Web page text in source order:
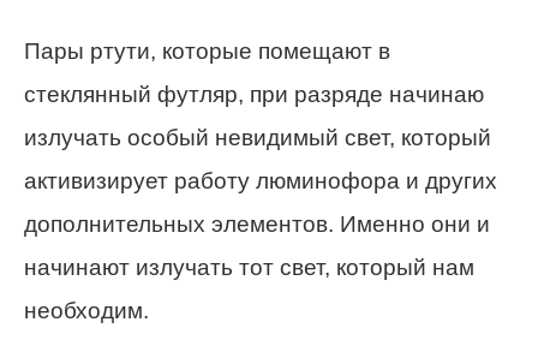
Пары ртути, которые помещают в
стеклянный футляр, при разряде начинаю
излучать особый невидимый свет, который
активизирует работу люминофора и других
дополнительных элементов. Именно они и
начинают излучать тот свет, который нам
необходим.